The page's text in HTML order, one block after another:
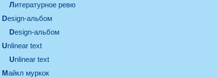
литературное ревю
design-альбом
design-альбом
unlinear text
Unlinear text
майкл муркок